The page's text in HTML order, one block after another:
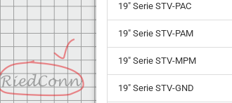
19" Serie STV-PAC
19" Serie STV-PAM
19" Serie STV-MPM
19" Serie STV-GND